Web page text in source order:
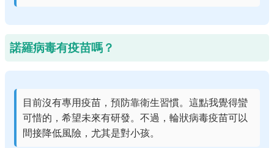
諾羅病毒有疫苗嗎？
目前沒有專用疫苗，預防靠衛生習慣。這點我覺得蠻
可惜的，希望未來有研發。不過，輪狀病毒疫苗可以
間接降低風險，尤其是對小孩。